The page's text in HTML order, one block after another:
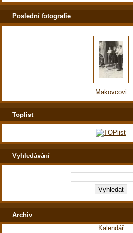
Poslední fotografie
Makovcovi
Toplist
Vyhledávání
Archiv
Kalendář